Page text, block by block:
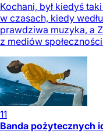
Kochani, był kiedyś
w czasach, kiedy
prawdziwa muzyka, a
z mediów
11
Banda pożytecznych